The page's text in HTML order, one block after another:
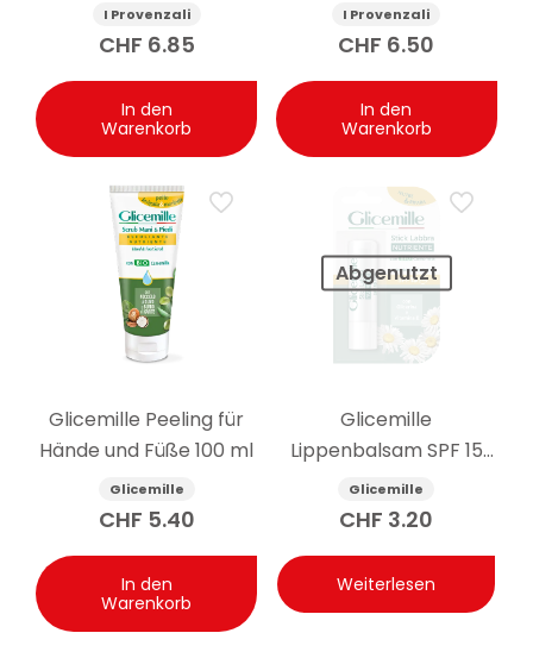
I Provenzali
CHF 6.85
In den
Warenkorb
empfindliche Haut
Olive 75 ml
I Provenzali
CHF 6.50
In den
Warenkorb
Glicemille Peeling für
Hände und Füße 100 ml
Glicemille
CHF 5.40
In den
Warenkorb
Abgenutzt
Glicemille
Lippenbalsam SPF 15
pflegend 5.5g
Glicemille
CHF 3.20
Weiterlesen